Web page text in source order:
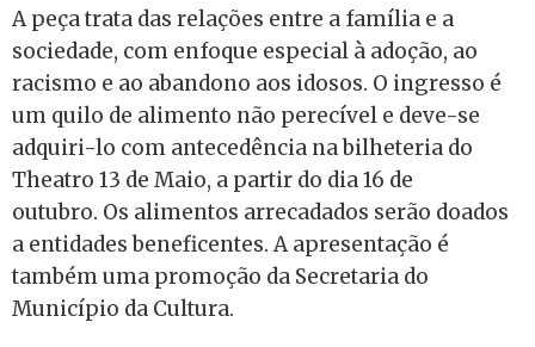
A peça trata das relações entre a família e a
sociedade, com enfoque especial à adoção, ao
racismo e ao abandono aos idosos. O ingresso é
um quilo de alimento não perecível e deve-se
adquiri-lo com antecedência na bilheteria do
Theatro 13 de Maio, a partir do dia 16 de
outubro. Os alimentos arrecadados serão doados
a entidades beneficentes. A apresentação é
também uma promoção da Secretaria do
Município da Cultura.